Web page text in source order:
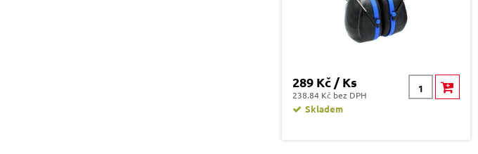
289 Kč / Ks
238.84 Kč bez DPH
Skladem